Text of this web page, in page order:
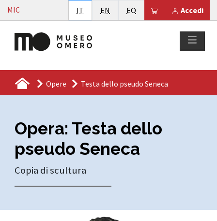
Vai al contenuto
MIC Accedi
Il tuo carrello è
IT Italiano
EN English
EO Esperanto
Opere Testa dello pseudo Seneca
Opera: Testa dello
pseudo Seneca
Copia di scultura